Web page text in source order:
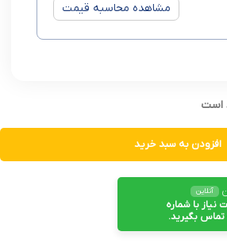
مشاهده محاسبه قیمت
افزودن به سبد خرید
آنلاین
نیاز با شماره